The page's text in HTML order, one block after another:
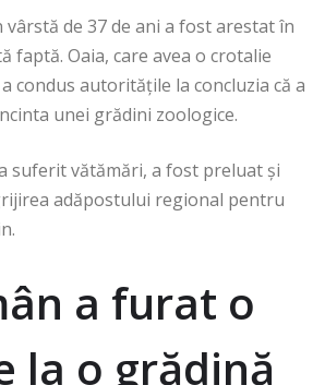
de 37 de ani a fost arestat în
faptă. Oaia, care avea o crotalie
condus autoritățile la concluzia că a
unei grădini zoologice.
suferit vătămări, a fost preluat și
adăpostului regional pentru
a furat o
la o grădină